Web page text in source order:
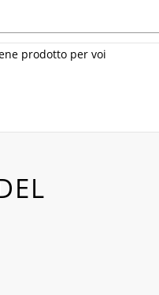
prodotto per voi